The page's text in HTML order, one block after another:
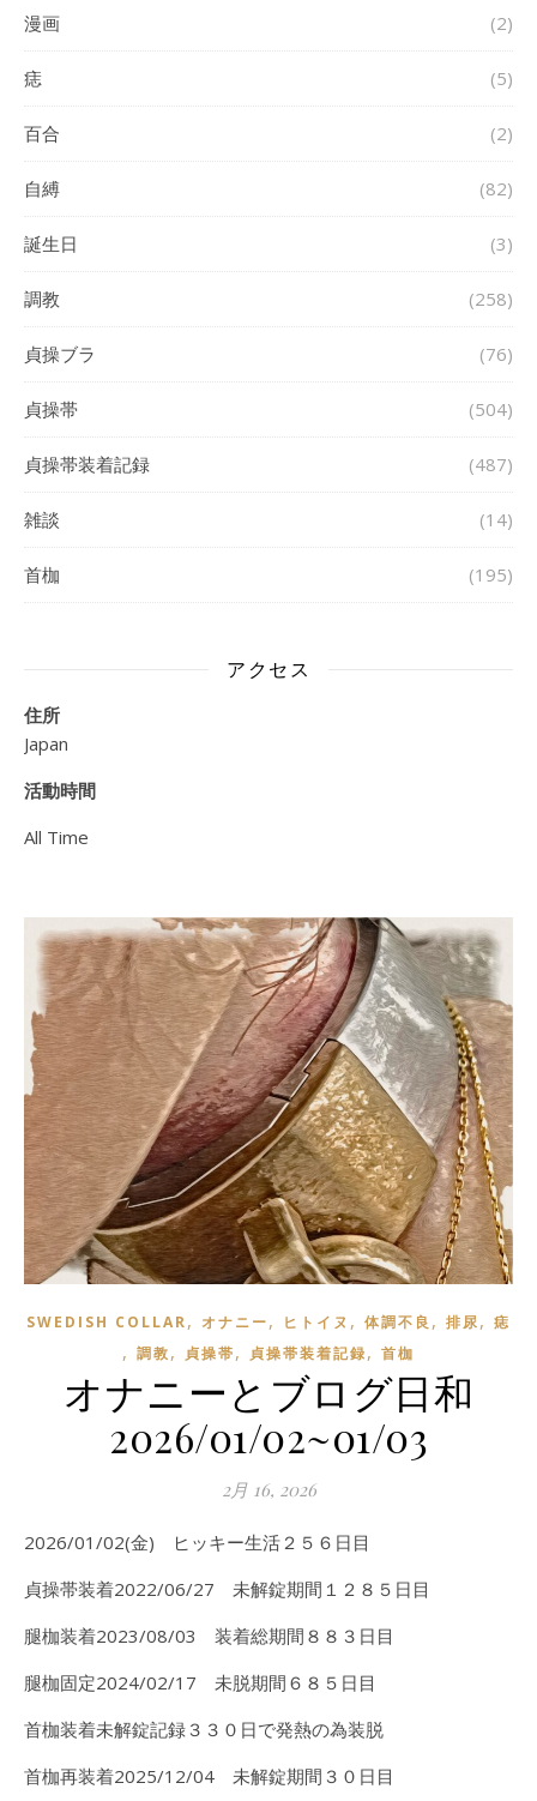
漫画 (2)
痣 (5)
百合 (2)
自縛 (82)
誕生日 (3)
調教 (258)
貞操ブラ (76)
貞操帯 (504)
貞操帯装着記録 (487)
雑談 (14)
首枷 (195)
アクセス
住所
Japan
活動時間
All Time
SWEDISH COLLAR, オナニー, ヒトイヌ , 体調不良 , 排尿, 痣
, 調教, 貞操帯, 貞操帯装着記録, 首枷
オナニーとブログ日和
2026/01/02~01/03
2月 16, 2026
2026/01/02(金) ヒッキー生活２５６日目
貞操帯装着2022/06/27 未解錠期間１２８５日目
腿枷装着2023/08/03 装着総期間８８３日目
腿枷固定2024/02/17 未脱期間６８５日目
首枷装着未解錠記録３３０日で発熱の為装脱
首枷再装着2025/12/04 未解錠期間３０日目